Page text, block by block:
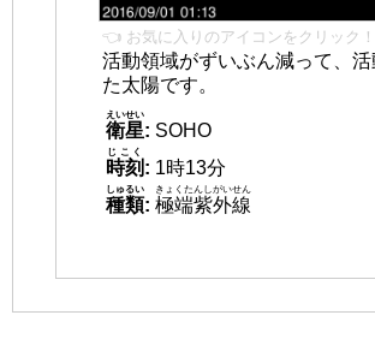
👈 お気に入りのアイコンをクリック！
活動領域がずいぶん減って、
た太陽です。
衛星
えいせい
: SOHO
時刻
じこく
: 1時13分
種類
しゅるい
: 極端紫外線
きょくたんしがいせん